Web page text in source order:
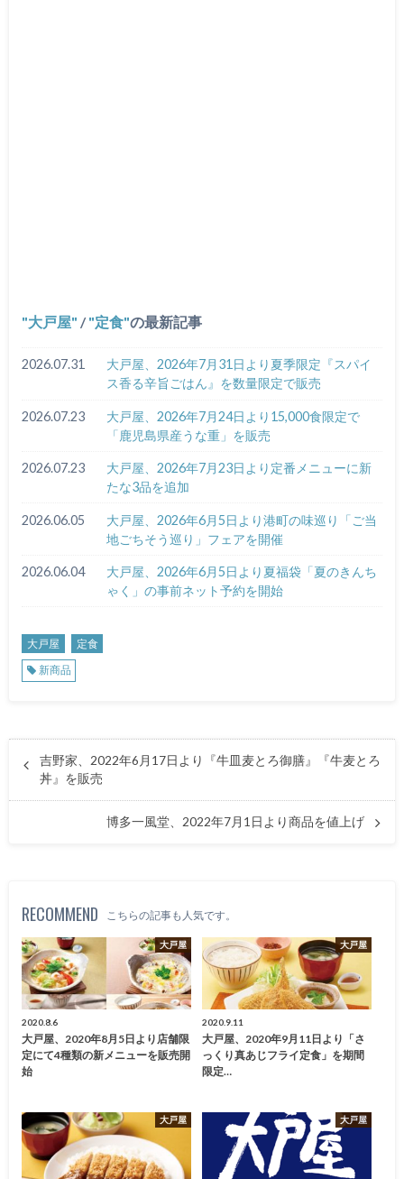
大戸屋 / 定食 の最新記事
2026.07.31
大戸屋、2026年7月31日より夏季限定『スパイ
ス香る辛旨ごはん』を数量限定で販売
2026.07.23
大戸屋、2026年7月24日より15,000食限定で
「鹿児島県産うな重」を販売
2026.07.23
大戸屋、2026年7月23日より定番メニューに新
たな3品を追加
2026.06.05
大戸屋、2026年6月5日より港町の味巡り「ご当
地ごちそう巡り」フェアを開催
2026.06.04
大戸屋、2026年6月5日より夏福袋「夏のきんち
ゃく」の事前ネット予約を開始
大戸屋
定食
新商品
吉野家、2022年6月17日より『牛皿麦とろ御膳』『牛麦とろ
丼』を販売
博多一風堂、2022年7月1日より商品を値上げ
RECOMMEND こちらの記事も人気です。
大戸屋
2020.8.6
大戸屋、2020年8月5日より店舗限
定にて4種類の新メニューを販売開
始
大戸屋
2020.9.11
大戸屋、2020年9月11日より「さ
っくり真あじフライ定食」を期間
限定…
大戸屋 大戸屋